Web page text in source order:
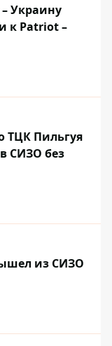
Украину
к Patriot –
ТЦК Пильгуя
СИЗО без
из СИЗО